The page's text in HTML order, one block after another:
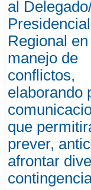
al
Presidencial
Regional
manejo de
conflictos,
elaborando
que
prever,
afrontar